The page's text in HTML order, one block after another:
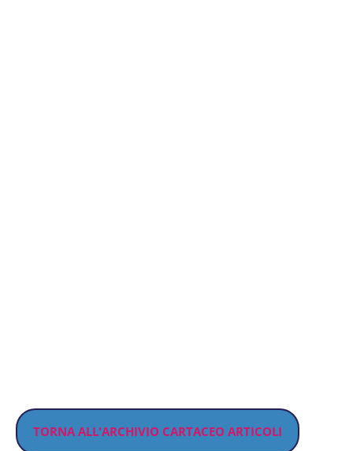
TORNA ALL'ARCHIVIO CARTACEO ARTICOLI